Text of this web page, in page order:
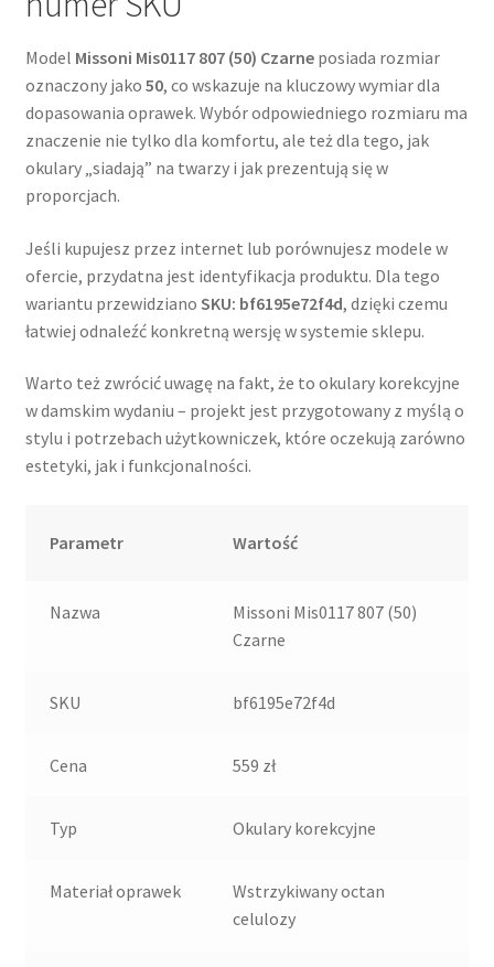
Model Missoni Mis0117 807 (50) Czarneposiada rozmiar
oznaczony jako 50, co wskazuje na kluczowy wymiar dla
dopasowania oprawek. Wybór odpowiedniego rozmiaru ma
znaczenie nie tylko dla komfortu, ale też dla tego, jak
okulary „siadają” na twarzy i jak prezentują się w
proporcjach.
Jeśli kupujesz przez internet lub porównujesz modele w
ofercie, przydatna jest identyfikacja produktu. Dla tego
wariantu przewidziano SKU: bf6195e72f4d, dzięki czemu
łatwiej odnaleźć konkretną wersję w systemie sklepu.
Warto też zwrócić uwagę na fakt, że to okulary korekcyjne
w damskim wydaniu – projekt jest przygotowany z myślą o
stylu i potrzebach użytkowniczek, które oczekują zarówno
estetyki, jak i funkcjonalności.
Parametr Wartość
Nazwa
Missoni Mis0117 807 (50)
Czarne
SKU bf6195e72f4d
Cena 559 zł
Typ Okulary korekcyjne
Materiał oprawek
Wstrzykiwany octan
celulozy